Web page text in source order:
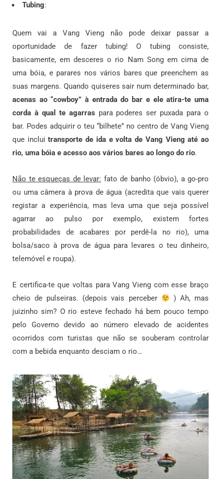
Tubing:
Quem vai a Vang Vieng não pode deixar passar a
oportunidade de fazer tubing! O tubing consiste,
basicamente, em desceres o rio Nam Song em cima de
uma bóia, e parares nos vários bares que preenchem as
suas margens. Quando quiseres sair num determinado bar,
acenas ao “cowboy” à entrada do bar e ele atira-te uma
corda à qual te agarras para poderes ser puxada para o
bar. Podes adquirir o teu “bilhete” no centro de Vang Vieng
que incluitransporte de ida e volta de Vang Vieng até ao
rio, uma bóia e acesso aos vários bares ao longo do rio.
Não te esqueças de levar: fato de banho (óbvio), a go-pro
ou uma câmera à prova de água (acredita que vais querer
registar a experiência, mas leva uma que seja possível
agarrar ao pulso por exemplo, existem fortes
probabilidades de acabares por perdê-la no rio), uma
bolsa/saco à prova de água para levares o teu dinheiro,
telemóvel e roupa).
E certifica-te que voltas para Vang Vieng com esse braço
cheio de pulseiras. (depois vais perceber
) Ah, mas
juizinho sim? O rio esteve fechado há bem pouco tempo
pelo Governo devido ao número elevado de acidentes
ocorridos com turistas que não se souberam controlar
com a bebida enquanto desciam o rio…